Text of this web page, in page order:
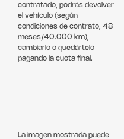
contratado, podrás devolver
el vehículo (según
condiciones de contrato, 48
meses/40.000 km),
cambiarlo o quedártelo
pagando la cuota final.
La imagen mostrada puede